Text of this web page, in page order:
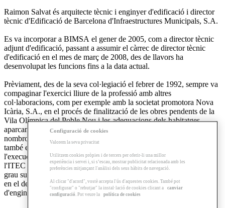
Raimon Salvat és arquitecte tècnic i enginyer d'edificació i director
tècnic d'Edificació de Barcelona d'Infraestructures Municipals, S.A.
Es va incorporar a BIMSA el gener de 2005, com a director tècnic
adjunt d'edificació, passant a assumir el càrrec de director tècnic
d'edificació en el mes de març de 2008, des de llavors ha
desenvolupat les funcions fins a la data actual.
Prèviament, des de la seva col·legiació el febrer de 1992, sempre va
compaginar l'exercici lliure de la professió amb altres
col·laboracions, com per exemple amb la societat promotora Nova
Icària, S.A., en el procés de finalització de les obres pendents de la
Vila Olímpica del Poble Nou i les adequacions dels habitatges,
aparcaments i locals després de les olimpíades, així com amb
nombroses altres promocions d'habitatges i naus industrials, però
també en altres tasques no tan directament relacionades amb
l'execució d'obres, com ara redactor de bases de dades a
l'ITEC (banc BEDEC), la docència a cursos de cicles formatius de
grau superior de tècnics d'obres de construcció o les col·laboracions
en el desenvolupament de grans projectes amb empreses
d'enginyeria.
Configuració de cookies
Valorem la seva privacitat
Utilitzem cookies pròpies i de tercers per oferir-li una millor
experiència i servei i, si s’escau, mostrar publicitat relacionada amb les
preferències mitjançant l'anàlisi dels seus hàbits de navegació.
Al clicar "d'acord", vostè accepta l'ús d'aquestes cookies. També pot
"configurar" o "rebutjar" la instal·lació de cookies clicant a
canviar
configuració . Pot veure la política de cookies